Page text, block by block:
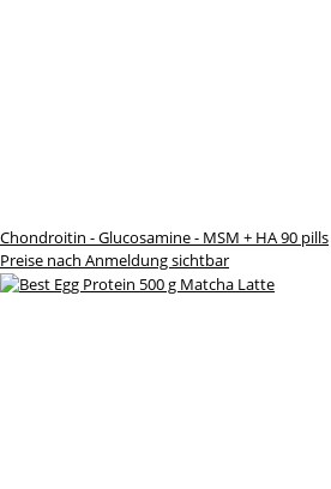
Chondroitin - Glucosamine - MSM + HA 90 pills
Preise nach Anmeldung sichtbar